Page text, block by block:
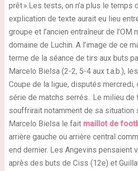
prêt ».Les tests, on n’a plus le temps
explication de texte aurait eu lieu
groupe et l’ancien entraîneur de l’OM
domaine de Luchin. A l’image de ce
terme de la séance de tirs aux buts
Marcelo Bielsa (2-2, 5-4 aux t.a.b.),
Coupe de la ligue, disputés mercredi,
série de matchs serrés.. Le milieu de
souffrirait notamment de sa situation
Marcelo Bielsa le fait maillot de
arrière gauche ou arrière central
end dernier. Les Angevins pensaient
après des buts de Ciss (12e) et